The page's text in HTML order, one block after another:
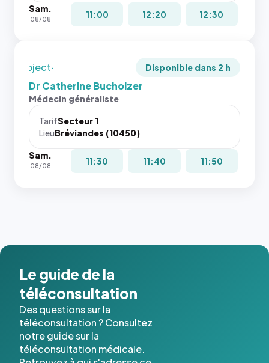
pas la
place, et
dernières
images de
l'annuaire
dans ce
cas. #}
Sam.
08/08 11:00 12:20 12:30
puisque la
`object-
fit: cover`.
Sans ces
navigateur
pas la
place, et
Disponible dans 2 h
Dr Catherine Bucholzer
Médecin généraliste
TarifSecteur 1
LieuBréviandes (10450)
Sam.
08/08 11:30 11:40 11:50
Le guide de la
téléconsultation
Des questions sur la
téléconsultation ? Consultez
notre guide sur la
téléconsultation médicale.